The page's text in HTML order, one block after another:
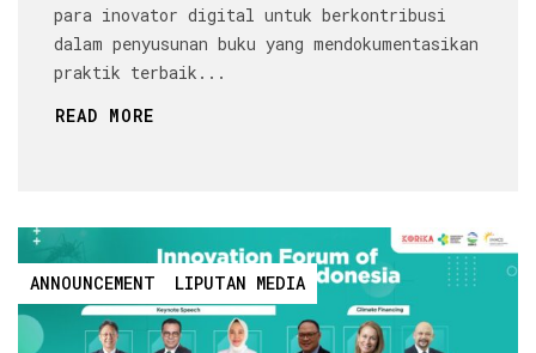
para inovator digital untuk berkontribusi
dalam penyusunan buku yang mendokumentasikan
praktik terbaik...
READ MORE
ANNOUNCEMENT LIPUTAN MEDIA